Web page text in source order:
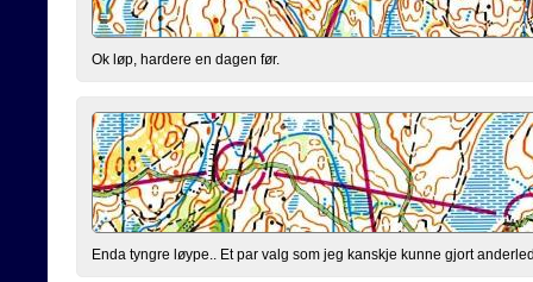
Ok løp, hardere en dagen før.
Enda tyngre løype.. Et par valg som jeg kanskje kunne gjort